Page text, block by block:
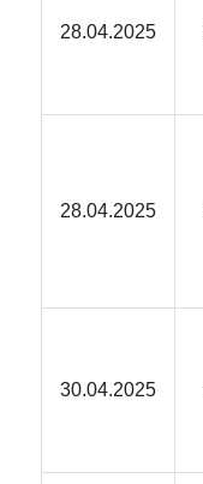
28.04.2025
28.04.2025
30.04.2025